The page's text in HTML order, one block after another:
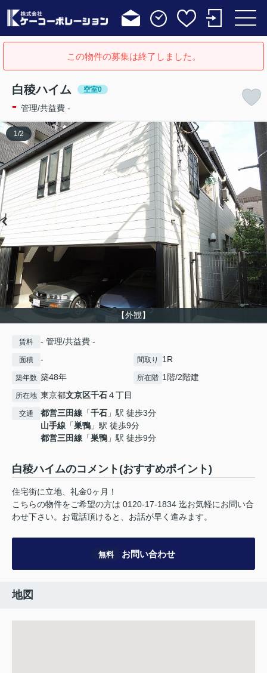
この物件の募集は終了しました。
白稜ハイム 空室0
- 管理/共益費 -
【外観】
1 /2
賃料 - 管理/共益費 -
面積 - 間取り 1R
築年数 築48年 所在階 1階/2階建
所在地 東京都文京区千石４丁目
交通 都営三田線 「千石 」駅 徒歩3分
山手線 「巣鴨 」駅 徒歩9分
都営三田線 「巣鴨 」駅 徒歩9分
白稜ハイムのコメント(おすすめポイント)
住宅街に立地、礼金0ヶ月！
こちらの物件をご希望の方は 0120-17-1834 迄お気軽にお問い合
わせ下さい。お電話頂けると、お話が早く進みます。
無料 お問い合わせ
地図